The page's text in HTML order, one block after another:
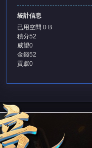
堂
統計信息
已用空間 0 B
積分52
威望0
金錢52
貢獻0